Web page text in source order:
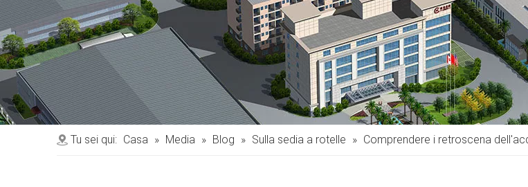
Tu sei qui: Casa » Media » Blog » Sulla sedia a rotelle » Comprendere i retroscena